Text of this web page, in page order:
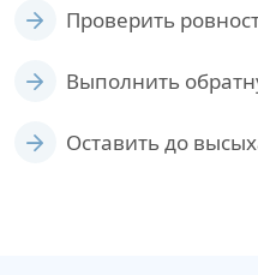
Проверить
Выполнить
Оставить до